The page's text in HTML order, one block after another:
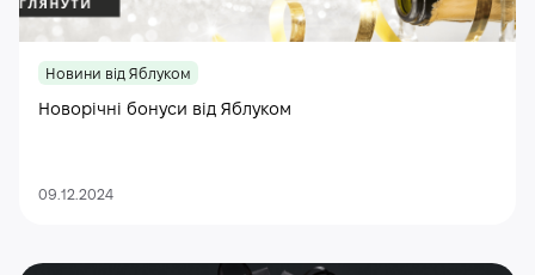
Новини від Яблуком
Новорічні бонуси від Яблуком
09.12.2024